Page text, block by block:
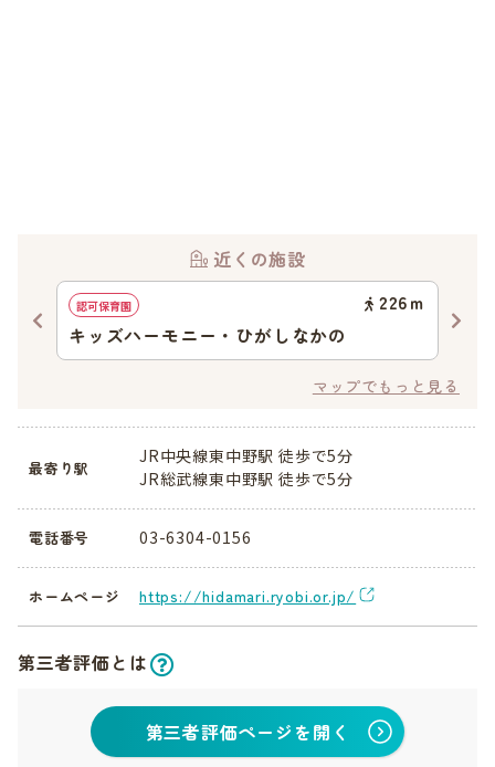
近くの施設
認可保育園 226ｍ
キッズハーモニー・ひがしなかの
マップでもっと見る
最寄り駅
JR中央線東中野駅 徒歩で5分
JR総武線東中野駅 徒歩で5分
電話番号 03-6304-0156
ホームページ https://hidamari.ryobi.or.jp/
第三者評価とは
第三者評価ページを開く